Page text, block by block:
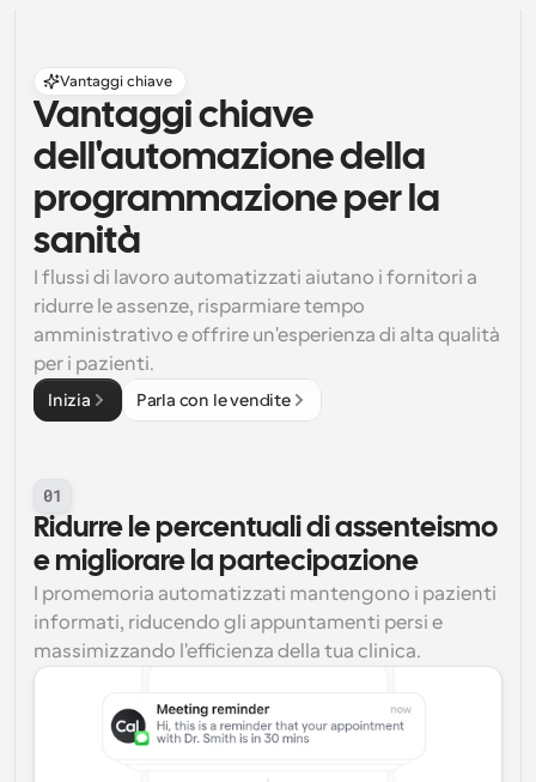
Vantaggi chiave
Vantaggi chiave
dell'automazione della
programmazione per la
sanità
I flussi di lavoro automatizzati aiutano i fornitori a
ridurre le assenze, risparmiare tempo
amministrativo e offrire un'esperienza di alta qualità
per i pazienti.
Inizia Parla con le vendite
01
Ridurre le percentuali di assenteismo
e migliorare la partecipazione
I promemoria automatizzati mantengono i pazienti
informati, riducendo gli appuntamenti persi e
massimizzando l'efficienza della tua clinica.